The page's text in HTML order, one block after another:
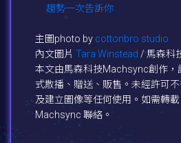
趨勢一次告訴你
主圖photo by cottonbro studio
內文圖片 Tara Winstead / 馬森科
本文由馬森科技Machsync創作，
式散播、贈送、販售。未經許可
及建立圖像等任何使用。如需轉
Machsync 聯絡。